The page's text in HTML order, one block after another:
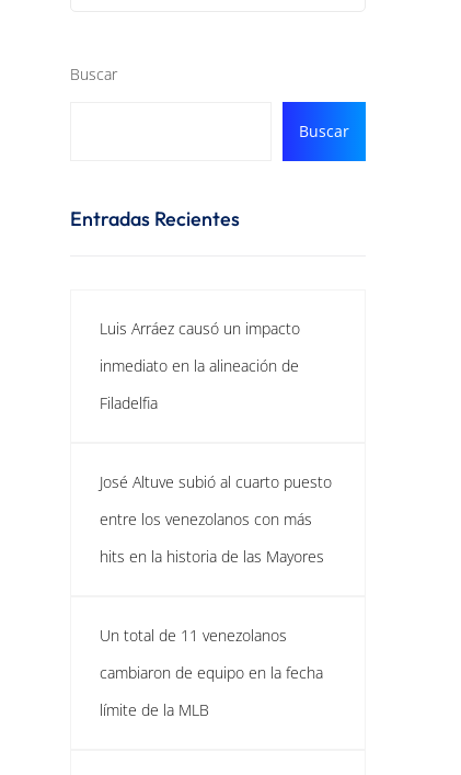
Buscar
Buscar
Entradas Recientes
Luis Arráez causó un impacto
inmediato en la alineación de
Filadelfia
José Altuve subió al cuarto puesto
entre los venezolanos con más
hits en la historia de las Mayores
Un total de 11 venezolanos
cambiaron de equipo en la fecha
límite de la MLB